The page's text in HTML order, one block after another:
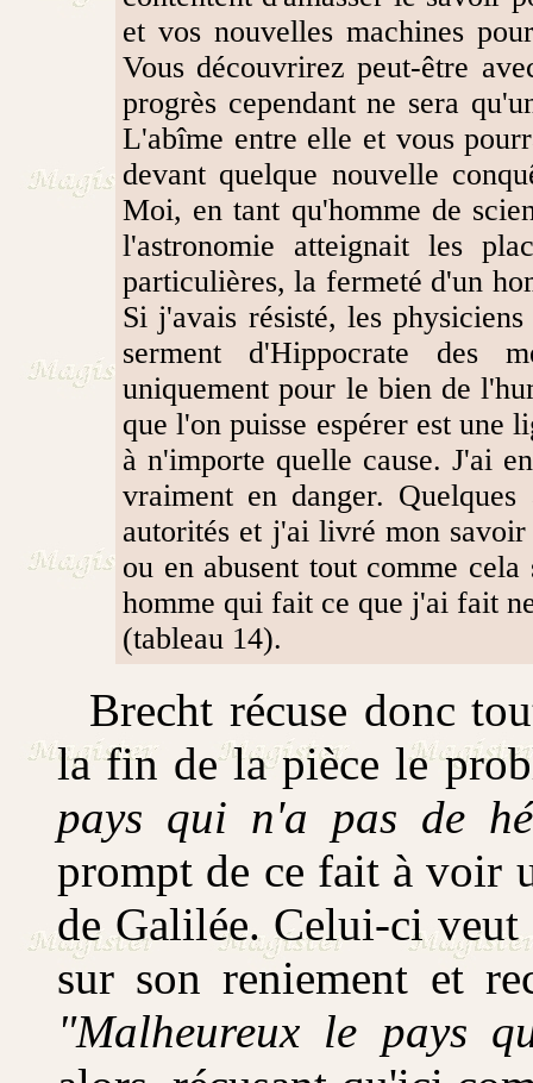
et vos nouvelles machines
Vous découvrirez peut-être
progrès cependant ne sera
L'abîme entre elle et vous
devant quelque nouvelle
Moi, en tant qu'homme de
l'astronomie atteignait les
particulières, la fermeté d'un
Si j'avais résisté, les
serment d'Hippocrate des
uniquement pour le bien de
que l'on puisse espérer est une
à n'importe quelle cause. J'ai
vraiment en danger.
autorités et j'ai livré mon savoir
ou en abusent tout comme
homme qui fait ce que j'ai fait
(tableau 14).
Brecht récuse donc
la fin de la pièce le
pays qui n'a pas de
prompt de ce fait à voir
de Galilée. Celui-ci
sur son reniement et
"Malheureux le pays